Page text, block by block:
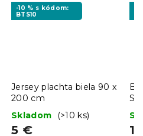
-10 % s kódom:
BTS10
Jersey plachta biela 90 x
200 cm
Skladom
(>10 ks)
5 €